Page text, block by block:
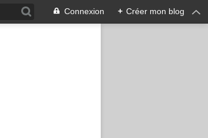
Connexion + Créer mon blog